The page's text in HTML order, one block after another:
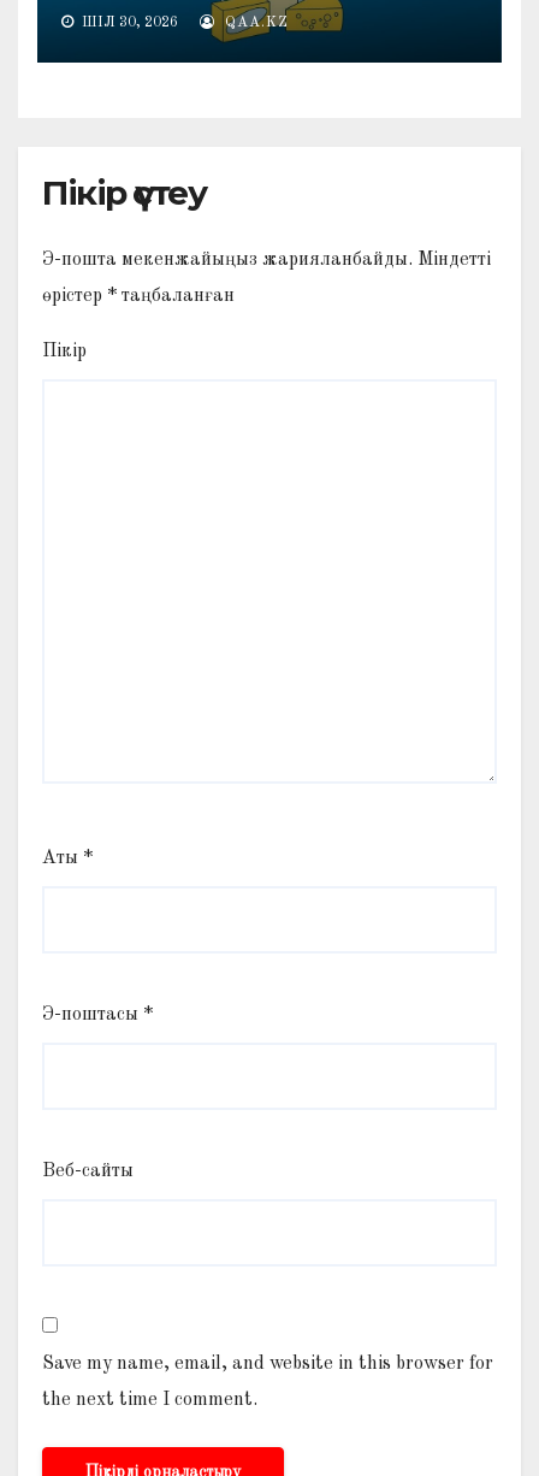
ШІЛ 30, 2026 QAA.KZ
Пікір үстеу
Э-пошта мекенжайыңыз жарияланбайды. Міндетті
өрістер * таңбаланған
Пікір
Аты *
Э-поштасы *
Веб-сайты
Save my name, email, and website in this browser for
the next time I comment.